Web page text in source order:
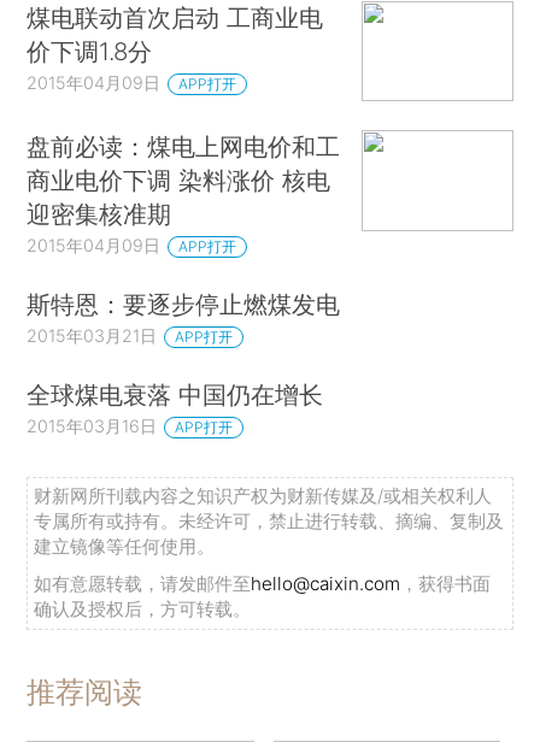
煤电联动首次启动 工商业电
价下调1.8分
2015年04月09日 APP打开
盘前必读：煤电上网电价和工
商业电价下调 染料涨价 核电
迎密集核准期
2015年04月09日 APP打开
斯特恩：要逐步停止燃煤发电
2015年03月21日 APP打开
全球煤电衰落 中国仍在增长
2015年03月16日 APP打开
财新网所刊载内容之知识产权为财新传媒及/或相关权利人
专属所有或持有。未经许可，禁止进行转载、摘编、复制及
建立镜像等任何使用。
如有意愿转载，请发邮件至hello@caixin.com ，获得书面
确认及授权后，方可转载。
推荐阅读